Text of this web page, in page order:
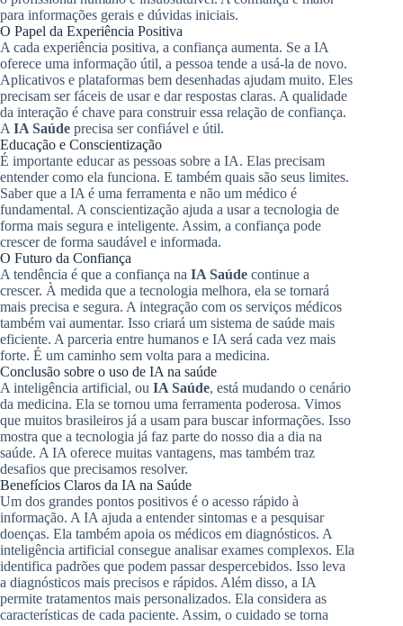
para informações gerais e dúvidas iniciais.
O Papel da Experiência Positiva
A cada experiência positiva, a confiança aumenta. Se a IA
oferece uma informação útil, a pessoa tende a usá-la de novo.
Aplicativos e plataformas bem desenhadas ajudam muito. Eles
precisam ser fáceis de usar e dar respostas claras. A qualidade
da interação é chave para construir essa relação de confiança.
A IA Saúde precisa ser confiável e útil.
Educação e Conscientização
É importante educar as pessoas sobre a IA. Elas precisam
entender como ela funciona. E também quais são seus limites.
Saber que a IA é uma ferramenta e não um médico é
fundamental. A conscientização ajuda a usar a tecnologia de
forma mais segura e inteligente. Assim, a confiança pode
crescer de forma saudável e informada.
O Futuro da Confiança
A tendência é que a confiança na IA Saúde continue a
crescer. À medida que a tecnologia melhora, ela se tornará
mais precisa e segura. A integração com os serviços médicos
também vai aumentar. Isso criará um sistema de saúde mais
eficiente. A parceria entre humanos e IA será cada vez mais
forte. É um caminho sem volta para a medicina.
Conclusão sobre o uso de IA na saúde
A inteligência artificial, ou IA Saúde, está mudando o cenário
da medicina. Ela se tornou uma ferramenta poderosa. Vimos
que muitos brasileiros já a usam para buscar informações. Isso
mostra que a tecnologia já faz parte do nosso dia a dia na
saúde. A IA oferece muitas vantagens, mas também traz
desafios que precisamos resolver.
Benefícios Claros da IA na Saúde
Um dos grandes pontos positivos é o acesso rápido à
informação. A IA ajuda a entender sintomas e a pesquisar
doenças. Ela também apoia os médicos em diagnósticos. A
inteligência artificial consegue analisar exames complexos. Ela
identifica padrões que podem passar despercebidos. Isso leva
a diagnósticos mais precisos e rápidos. Além disso, a IA
permite tratamentos mais personalizados. Ela considera as
características de cada paciente. Assim, o cuidado se torna